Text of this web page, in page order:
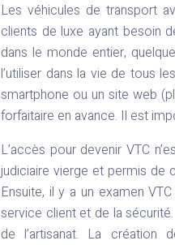
Les véhicules de transport
clients de luxe ayant besoin
dans le monde entier,
l’utiliser dans la vie de tous
smartphone ou un site web
forfaitaire en avance. Il est
L’accès pour devenir VTC
judiciaire vierge et permis de
Ensuite, il y a un examen
service client et de la
de l’artisanat. La création